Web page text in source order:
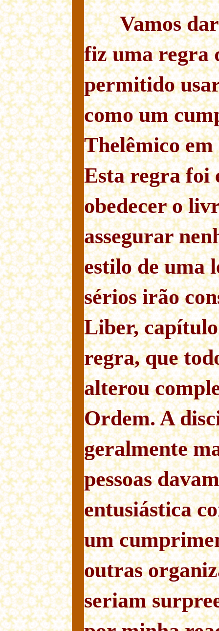
Vamos
fiz uma regra
permitido
como um
Thelêmico
Esta regra foi
obedecer o
assegurar
estilo de uma
sérios irão
Liber,
regra, que
alterou
Ordem. A
geralmente
pessoas
entusiástica
um
outras
seriam